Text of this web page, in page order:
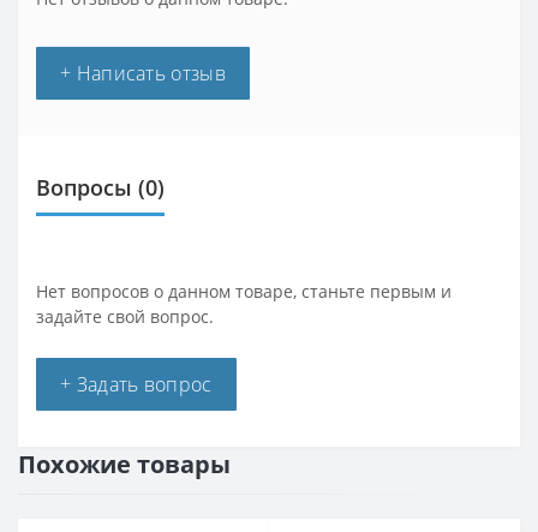
+ Написать отзыв
Вопросы (0)
Нет вопросов о данном товаре, станьте первым и
задайте свой вопрос.
+ Задать вопрос
Похожие товары